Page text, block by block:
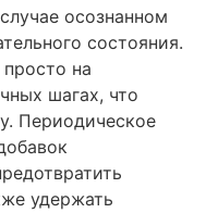
осознанном
состояния.
на
шагах, что
Периодическое
удержать